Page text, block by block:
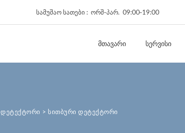
სამუშაო სათები : ორშ‑პარ. 09:00‑19:00
ᲛᲗᲐᲕᲐᲠᲘ ᲡᲔᲠᲕᲘᲡᲘ
დეტექტორი > სითბური დეტექტორი